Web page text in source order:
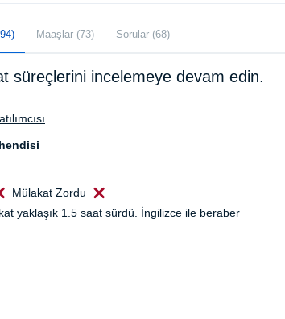
Maaşlar (73) Sorular (68)
süreçlerini incelemeye devam edin.
Mülakat Zordu
yaklaşık 1.5 saat sürdü. İngilizce ile beraber